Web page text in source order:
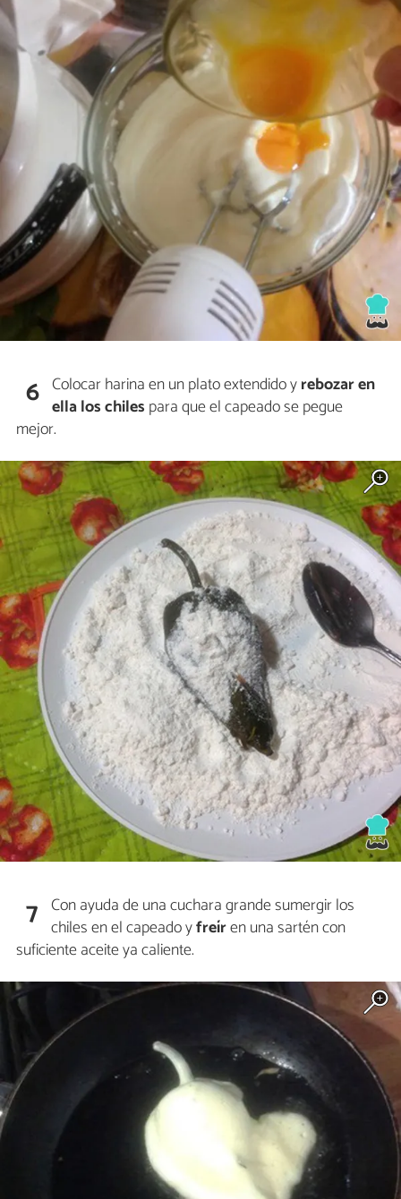
6 Colocar harina en un plato extendido yrebozar en
ella los chiles para que el capeado se pegue
mejor.
7 Con ayuda de una cuchara grande sumergir los
chiles en el capeado yfreíren una sartén con
suficiente aceite ya caliente.